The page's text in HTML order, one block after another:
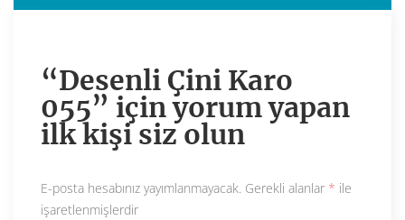
“Desenli Çini Karo
055” için yorum yapan
ilk kişi siz olun
E-posta hesabınız yayımlanmayacak. Gerekli alanlar * ile
işaretlenmişlerdir